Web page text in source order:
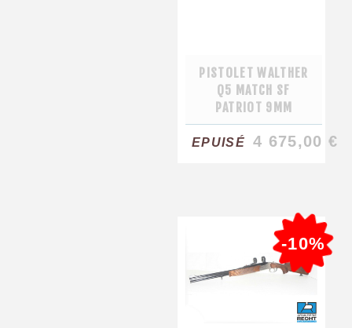
PISTOLET WALTHER
Q5 MATCH SF
PATRIOT 9MM
EPUISÉ 4 675,00 €
-10%